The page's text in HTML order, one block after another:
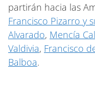
partirán hacia las
Francisco Pizarro y
Alvarado, Mencía
Valdivia, Francisco
Balboa.